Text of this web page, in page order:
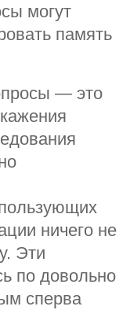
могут
память
— это
ничего не
Эти
по довольно
сперва